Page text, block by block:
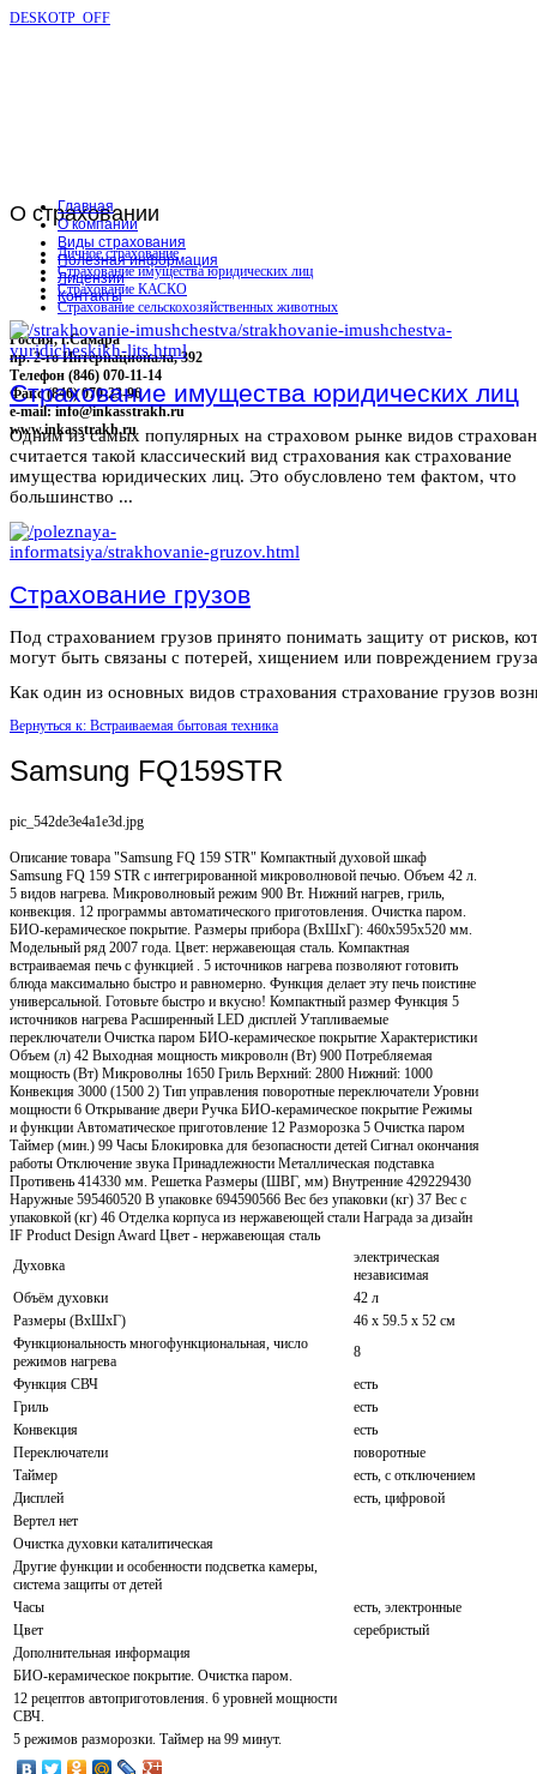
DESKOTP_OFF
О страховании
Личное страхование
Страхование имущества юридических лиц
Страхование КАСКО
Страхование сельскохозяйственных животных
Россия, г.Самара
пр. 2-го Интернационала, 392
Телефон (846) 070-11-14
Факс (846) 070-23-96
e-mail: info@inkasstrakh.ru
www.inkasstrakh.ru
Главная
О компании
Виды страхования
Полезная информация
Лицензии
Контакты
Страхование имущества юридических лиц
Одним из самых популярных на страховом рынке видов
считается такой классический вид страхования как страхование
имущества юридических лиц. Это обусловлено тем фактом, что
большинство ...
Страхование грузов
Под страхованием грузов принято понимать защиту от рисков,
могут быть связаны с потерей, хищением или повреждением
Как один из основных видов страхования страхование грузов
Вернуться к: Встраиваемая бытовая техника
Samsung FQ159STR
pic_542de3e4a1e3d.jpg
Описание товара "Samsung FQ 159 STR" Компактный духовой шкаф
Samsung FQ 159 STR с интегрированной микроволновой печью. Объем 42 л.
5 видов нагрева. Микроволновый режим 900 Вт. Нижний нагрев, гриль,
конвекция. 12 программы автоматического приготовления. Очистка паром.
БИО-керамическое покрытие. Размеры прибора (ВxШxГ): 460x595х520 мм.
Модельный ряд 2007 года. Цвет: нержавеющая сталь. Компактная
встраиваемая печь с функцией . 5 источников нагрева позволяют готовить
блюда максимально быстро и равномерно. Функция делает эту печь поистине
универсальной. Готовьте быстро и вкусно! Компактный размер Функция 5
источников нагрева Расширенный LED дисплей Утапливаемые
переключатели Очистка паром БИО-керамическое покрытие Характеристики
Объем (л) 42 Выходная мощность микроволн (Вт) 900 Потребляемая
мощность (Вт) Микроволны 1650 Гриль Верхний: 2800 Нижний: 1000
Конвекция 3000 (1500 2) Тип управления поворотные переключатели Уровни
мощности 6 Открывание двери Ручка БИО-керамическое покрытие Режимы
и функции Автоматическое приготовление 12 Разморозка 5 Очистка паром
Таймер (мин.) 99 Часы Блокировка для безопасности детей Сигнал окончания
работы Отключение звука Принадлежности Металлическая подставка
Противень 414330 мм. Решетка Размеры (ШВГ, мм) Внутренние 429229430
Наружные 595460520 В упаковке 694590566 Вес без упаковки (кг) 37 Вес с
упаковкой (кг) 46 Отделка корпуса из нержавеющей стали Награда за дизайн
IF Product Design Award Цвет - нержавеющая сталь
Духовка
электрическая
независимая
Объём духовки
42 л
Размеры (ВхШхГ)
46 х 59.5 x 52 см
Функциональность многофункциональная, число
режимов нагрева
8
Функция СВЧ
есть
Гриль
есть
Конвекция
есть
Переключатели
поворотные
Таймер
есть, с отключением
Дисплей
есть, цифровой
Вертел нет
Очистка духовки каталитическая
Другие функции и особенности подсветка камеры,
система защиты от детей
Часы
есть, электронные
Цвет
серебристый
Дополнительная информация
БИО-керамическое покрытие. Очистка паром.
12 рецептов автоприготовления. 6 уровней мощности
СВЧ.
5 режимов разморозки. Таймер на 99 минут.